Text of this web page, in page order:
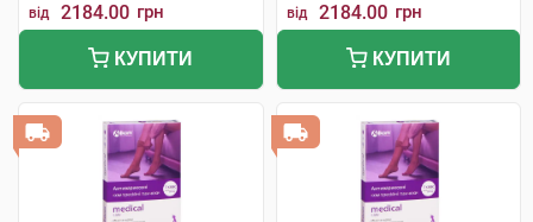
від 2184.00 грн
КУПИТИ
від 2184.00 грн
КУПИТИ